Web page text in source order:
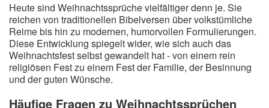
Heute sind Weihnachtssprüche vielfältiger denn je. Sie
reichen von traditionellen Bibelversen über volkstümliche
Reime bis hin zu modernen, humorvollen Formulierungen.
Diese Entwicklung spiegelt wider, wie sich auch das
Weihnachtsfest selbst gewandelt hat - von einem rein
religiösen Fest zu einem Fest der Familie, der Besinnung
und der guten Wünsche.
Häufige Fragen zu Weihnachtssprüchen